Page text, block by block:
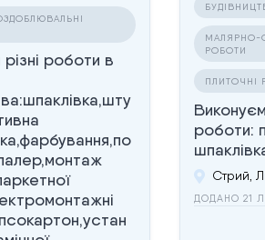
роботи в
МАЛЯРНО-
РОБОТИ
ПЛИТОЧНІ
роботи:
ДОДАНО 21